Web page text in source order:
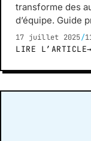
transforme des
d’équipe. Guide
17 juillet 2025/
LIRE L’ARTICLE→